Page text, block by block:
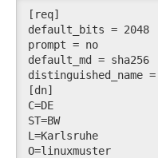
[req]
default_bits = 2048
prompt = no
default_md = sha256
distinguished_name
[dn]
C=DE
ST=BW
L=Karlsruhe
O=linuxmuster